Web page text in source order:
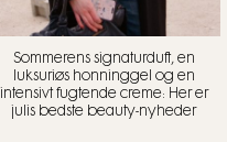
Sommerens signaturduft, en
luksuriøs honninggel og en
intensivt fugtende creme: Her er
julis bedste beauty-nyheder